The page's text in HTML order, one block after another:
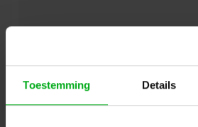
Toestemming Details